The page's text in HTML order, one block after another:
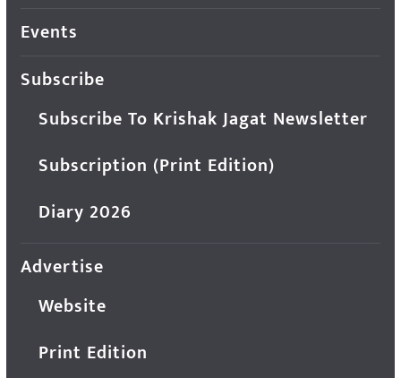
Events
Subscribe
Subscribe To Krishak Jagat Newsletter
Subscription (Print Edition)
Diary 2026
Advertise
Website
Print Edition